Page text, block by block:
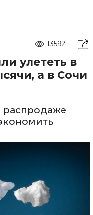
13592
улететь в
а в Сочи
распродаже